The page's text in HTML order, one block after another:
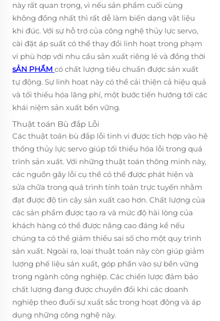
này rất quan trọng, vì nếu sản phẩm cuối cùng
không đồng nhất thì rất dễ làm biến dạng vật liệu
khi đúc. Với sự hỗ trợ của công nghệ thủy lực servo,
cài đặt áp suất có thể thay đổi linh hoạt trong phạm
vi phù hợp với nhu cầu sản xuất riêng lẻ và đồng thời
sẢN PHẨM có chất lượng tiêu chuẩn được sản xuất
tự động. Sự linh hoạt này có thể cải thiện cả hiệu quả
và tối thiểu hóa lãng phí, một bước tiến hướng tới các
khái niệm sản xuất bền vững.
Thuật toán Bù đắp Lỗi
Các thuật toán bù đắp lỗi tinh vi được tích hợp vào hệ
thống thủy lực servo giúp tối thiểu hóa lỗi trong quá
trình sản xuất. Với những thuật toán thông minh này,
các nguồn gây lỗi cụ thể có thể được phát hiện và
sửa chữa trong quá trình tính toán trực tuyến nhằm
đạt được độ tin cậy sản xuất cao hơn. Chất lượng của
các sản phẩm được tạo ra và mức độ hài lòng của
khách hàng có thể được nâng cao đáng kể nếu
chúng ta có thể giảm thiểu sai số cho một quy trình
sản xuất. Ngoài ra, loại thuật toán này còn giúp giảm
lượng phế liệu sản xuất, góp phần vào sự bền vững
trong ngành công nghiệp. Các chiến lược đảm bảo
chất lượng đang được chuyển đổi khi các doanh
nghiệp theo đuổi sự xuất sắc trong hoạt động và áp
dụng những công nghệ này.